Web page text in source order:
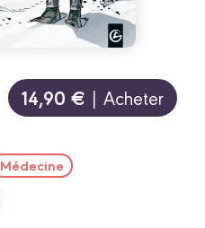
14,90 € | Acheter
Médecine